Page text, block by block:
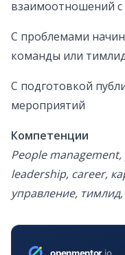
взаимоотношений с
С проблемами
команды или
С подготовкой
мероприятий
Компетенции
People
leadership, career,
управление,